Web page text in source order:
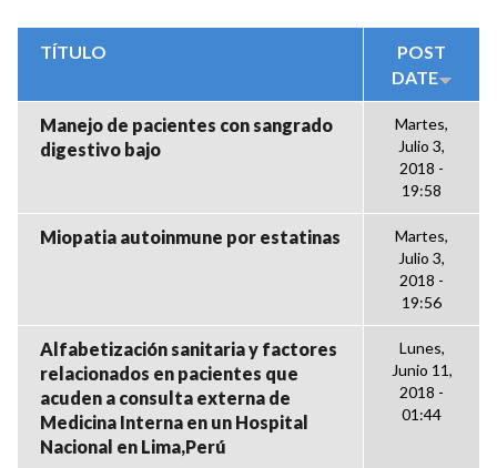
TÍTULO
POST
DATE
Manejo de pacientes con sangrado
digestivo bajo
Martes,
Julio 3,
2018 -
19:58
Miopatia autoinmune por estatinas
Martes,
Julio 3,
2018 -
19:56
Alfabetización sanitaria y factores
relacionados en pacientes que
acuden a consulta externa de
Medicina Interna en un Hospital
Nacional en Lima,Perú
Lunes,
Junio 11,
2018 -
01:44